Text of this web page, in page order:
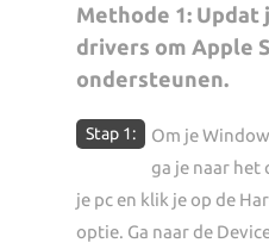
Methode 1: Updat
drivers om Apple
ondersteunen.
Stap 1:
Om je
ga je naar
je pc en klik je op de
optie. Ga naar de